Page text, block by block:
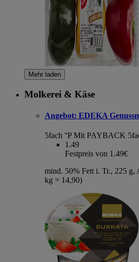
Mehr laden
Molkerei & Käse
Angebot: EDEKA
5fach °P Mit PAYBACK
1.49
Festpreis von 1.49€
mind. 50% Fett i. Tr., 225 g,
kg = 14,90)